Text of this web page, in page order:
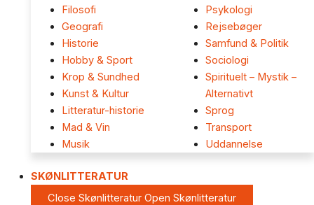
Filosofi
Geografi
Historie
Hobby & Sport
Krop & Sundhed
Kunst & Kultur
Litteratur-historie
Mad & Vin
Musik
Psykologi
Rejsebøger
Samfund & Politik
Sociologi
Spirituelt – Mystik –
Alternativt
Sprog
Transport
Uddannelse
SKØNLITTERATUR
Close Skønlitteratur Open Skønlitteratur